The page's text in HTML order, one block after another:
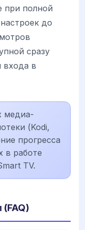
при полной
до
сразу
входа в
медиа-
(Kodi,
прогресса
в работе
TV.